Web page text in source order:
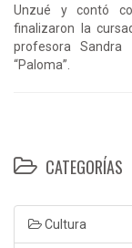
Unzué y contó
finalizaron la
profesora Sandra
“Paloma”.
CATEGORÍAS
Cultura